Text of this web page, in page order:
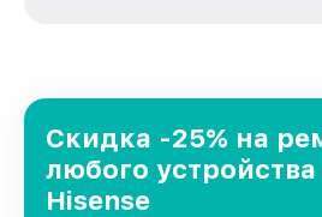
Краснодаре, постоянно
доверия и лояльности
Скидка -25% на
любого устройства
Hisense